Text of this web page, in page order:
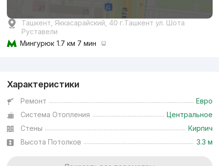
Ташкент, Яккасарайский, 40 г.Ташкент ул. Шота
Руставели
Мингурюк 1.7 км 7 мин
Характеристики
Ремонт
Евро
Система Отопления
Центральное
Стены
Кирпич
Высота Потолков
3.3 м